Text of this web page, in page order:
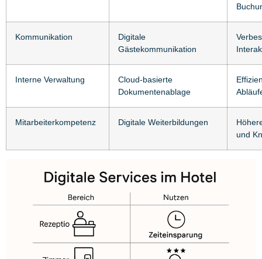
Kommunikation
Digitale
Gästekommunikation
Interne Verwaltung
Cloud-basierte
Dokumentenablage
Mitarbeiterkompetenz Digitale Weiterbildungen
und